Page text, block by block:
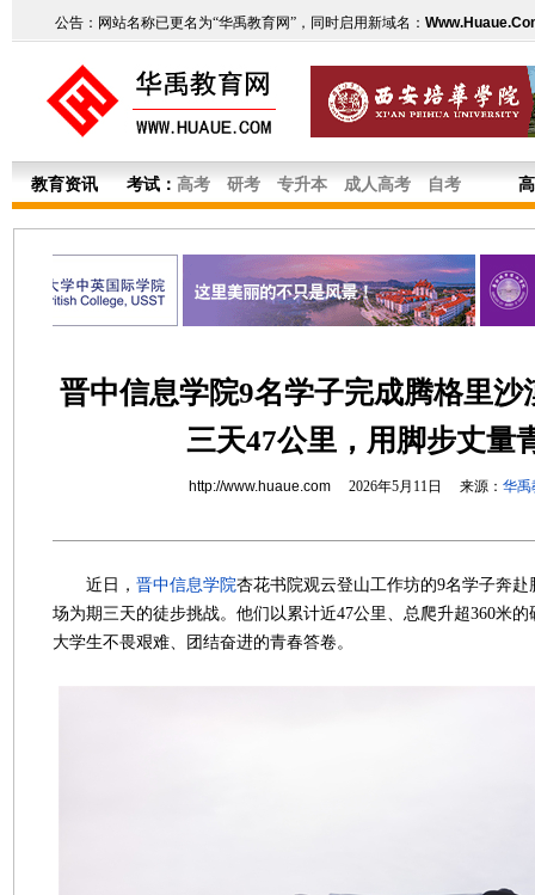
公告：网站名称已更名为“华禹教育网”，同时启用新域名：
教育资讯 考试： 高考 研考 专升本 成人高考 自考
晋中信息学院9名学子完成腾格里沙
三天47公里，用脚步丈量
http://www.huaue.com2026年5月11日 来源： 华禹
近日， 晋中信息学院杏花书院观云登山工作坊的9名学子奔
场为期三天的徒步挑战。他们以累计近47公里、总爬升超360米
大学生不畏艰难、团结奋进的青春答卷。